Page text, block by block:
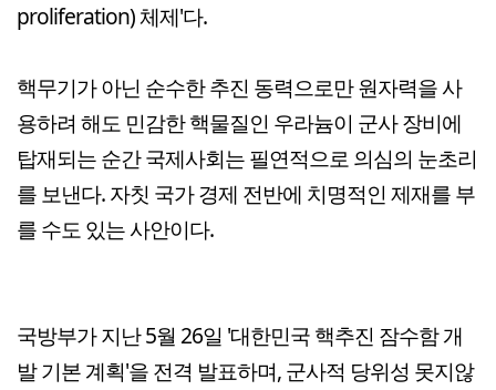
proliferation) 체제'다.
핵무기가 아닌 순수한 추진 동력으로만 원자력을 사
용하려 해도 민감한 핵물질인 우라늄이 군사 장비에
탑재되는 순간 국제사회는 필연적으로 의심의 눈초리
를 보낸다. 자칫 국가 경제 전반에 치명적인 제재를 부
를 수도 있는 사안이다.
국방부가 지난 5월 26일 '대한민국 핵추진 잠수함 개
발 기본 계획'을 전격 발표하며, 군사적 당위성 못지않